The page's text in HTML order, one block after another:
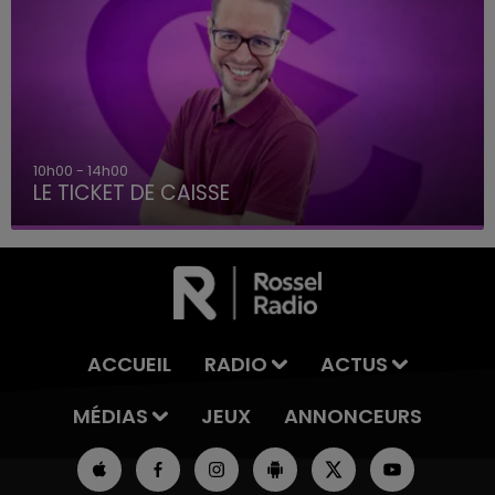
10h00 - 14h00
LE TICKET DE CAISSE
ACCUEIL RADIO
ACTUS
MÉDIAS
JEUX ANNONCEURS